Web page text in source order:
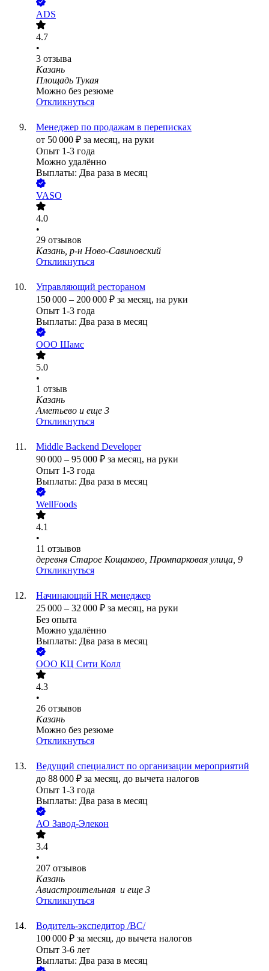
ADS
4.7
•
3 отзыва
Казань
Площадь Тукая
Можно без резюме
Откликнуться
Менеджер по продажам в переписках
от 50 000 ₽ за месяц, на руки
Опыт 1-3 года
Можно удалённо
Выплаты: Два раза в месяц
VASO
4.0
•
29 отзывов
Казань, р-н Ново-Савиновский
Откликнуться
Управляющий рестораном
150 000 – 200 000 ₽ за месяц, на руки
Опыт 1-3 года
Выплаты: Два раза в месяц
ООО Шамс
5.0
•
1 отзыв
Казань
Аметьево и еще 3
Откликнуться
Middle Backend Developer
90 000 – 95 000 ₽ за месяц, на руки
Опыт 1-3 года
Выплаты: Два раза в месяц
WellFoods
4.1
•
11 отзывов
деревня Старое Кощаково, Промпарковая улица, 9
Откликнуться
Начинающий HR менеджер
25 000 – 32 000 ₽ за месяц, на руки
Без опыта
Можно удалённо
Выплаты: Два раза в месяц
ООО КЦ Сити Колл
4.3
•
26 отзывов
Казань
Можно без резюме
Откликнуться
Ведущий специалист по организации мероприятий
до 88 000 ₽ за месяц, до вычета налогов
Опыт 1-3 года
Выплаты: Два раза в месяц
АО Завод-Элекон
3.4
•
207 отзывов
Казань
Авиастроительная и еще 3
Откликнуться
Водитель-экспедитор /ВС/
100 000 ₽ за месяц, до вычета налогов
Опыт 3-6 лет
Выплаты: Два раза в месяц